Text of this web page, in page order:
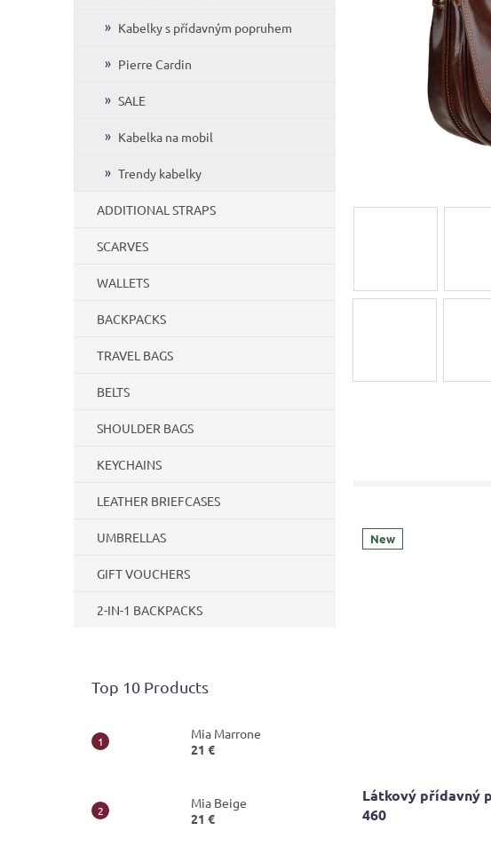
Kabelky s přídavným popruhem
Pierre Cardin
SALE
Kabelka na mobil
Trendy kabelky
ADDITIONAL STRAPS
SCARVES
WALLETS
BACKPACKS
TRAVEL BAGS
BELTS
SHOULDER BAGS
KEYCHAINS
LEATHER BRIEFCASES
UMBRELLAS
GIFT VOUCHERS
2-IN-1 BACKPACKS
Top 10 Products
Mia Marrone
21 €
Mia Beige
21 €
New
Látkový přídavný
460